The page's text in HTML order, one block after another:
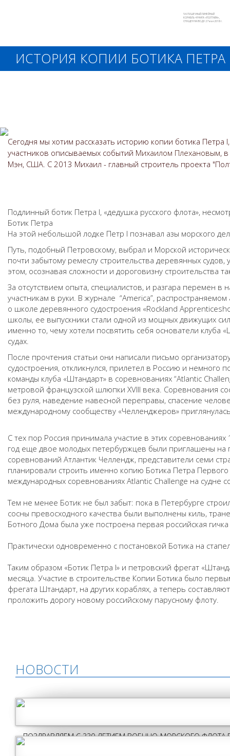
54-ПУШЕЧНЫЙ ЛИНЕЙНЫЙ
КОРАБЛЬ 4 РАНГА «ПОЛТАВА»,
СПУЩЕН НА ВОДУ 27 мая 2018 г.
ИСТОРИЯ КОПИИ БОТИКА ПЕТРА
Сегодня мы хотим рассказать историю копии ботика
участников описываемых событий Михаилом Плехановым, в
Мэн, США. С 2013 Михаил - главный строитель проекта
Подлинный ботик Петра I, «дедушка русского флота»,
Ботик Петра
На этой небольшой лодке Петр I познавал азы морского
Путь, подобный Петровскому, выбрал и Морской
почти забытому ремеслу строительства деревянных
этом, осознавая сложности и дороговизну
За отсутствием опыта, специалистов, и разгара перемен
участникам в руки. В журнале “America”,
о школе деревянного судостроения «Rockland
школы, ее выпускники стали одной из мощных движущих
именно то, чему хотели посвятить себя основатели
судах.
После прочтения статьи они написали письмо
судостроения, откликнулся, прилетел в Россию и
команды клуба «Штандарт» в соревнованиях “Atlantic
метровой французской шлюпки XVIII века. Соревнования
без руля, наведение навесной переправы, спасение
международному сообществу «Челленджеров»
С тех пор Россия принимала участие в этих
год еще двое молодых петербуржцев были приглашены на
соревнований Атлантик Челлендж, представители семи
планировали строить именно копию Ботика Петра
международных соревнованиях Atlantic Challenge на судне
Тем не менее Ботик не был забыт: пока в Петербурге
сосны превосходного качества были выполнены киль,
Ботного Дома была уже построена первая российская
Практически одновременно с постановкой Ботика на
Таким образом «Ботик Петра I» и петровский фрегат
месяца. Участие в строительстве Копии Ботика было
фрегата Штандарт, на других кораблях, а теперь
проложить дорогу новому российскому парусному флоту.
НОВОСТИ
ПОЗДРАВЛЯЕМ С 330-ЛЕТИЕМ ВОЕННО-МОРСКОГО ФЛОТА